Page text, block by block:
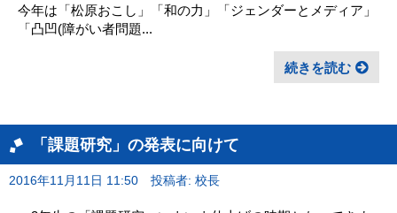
今年は「松原おこし」「和の力」「ジェンダーとメディア」
「凸凹(障がい者問題...
続きを読む
「課題研究」の発表に向けて
2016年11月11日 11:50 投稿者: 校長